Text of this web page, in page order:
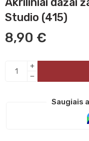
Studio (415)
8,90 €
Saugiais